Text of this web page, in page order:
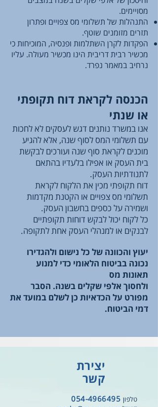
מסויימים.
התנהלות של תשלומי מס צפויים ופתרון
תזרים מזומנים שוטף.
הפקדות לקרן השתלמות ופנסיה, המוכיחות כי
מכשיר רבית דריבית הינו מכשיר מעולה. עליו
נרחיב במאמר נפרד.
הכנסה לקראת דוח תקופתי
או שנתי
אנו במשרד נותנים דגש לעסקים לא לחכות
עם תשלומי המס לסוף שנה, אלא להגיע
מוכנים לקראת סוף שנה ועורכים לבקשת
בית העסק או אפילו בלעדיו בהתאם
לתנודתיות העסק.
דוח תקופתי מכין את הלקוח לקראת
תשלומי מס צפויים או הקטנת מקדמות
ושמירה על כספים בחשבון העסק.
כל לקוח יכול לבקש דוחות תקופתיים
לבנקים או למנהלי העסק אחת לתקופה.
יעוץ והכוונה של כל נישום ולהגדירו
נכונה בביטוח הלאומי כדי למנוע
תאונות מס
ולחסוך אלפי שקלים בשנה. הסבר
מפורט על הכדאיות כן לשלם במועד את
דמי הביטוח.
יצירת
קשר
טלפון 054-4966495